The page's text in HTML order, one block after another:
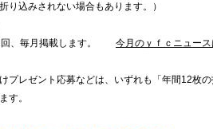
り込みされない場合もあります。）
回、毎月掲載します。 今月のｙｆｃニュー
プレゼント応募などは、いずれも「年間12枚
す。